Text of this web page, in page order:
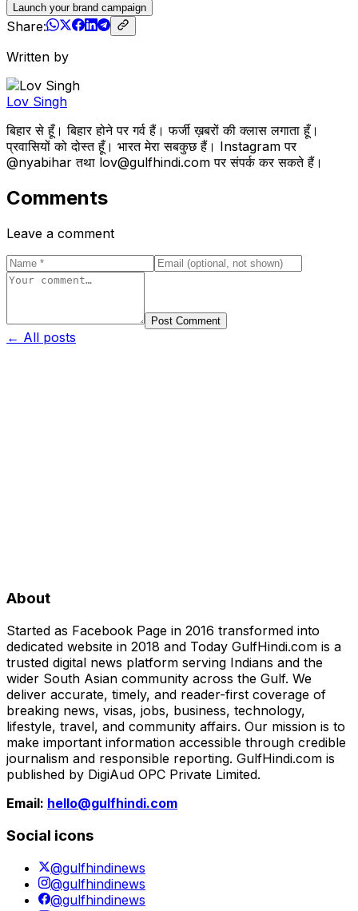
Launch your brand campaign
Share:
Written by
Lov Singh
बिहार से हूँ। बिहार होने पर गर्व हैं। फर्जी ख़बरों की क्लास लगाता हूँ।
प्रवासियों को दोस्त हूँ। भारत मेरा सबकुछ हैं। Instagram पर
@nyabihar तथा lov@gulfhindi.com पर संपर्क कर सकते हैं।
Comments
Leave a comment
Post Comment
← All posts
About
Started as Facebook Page in 2016 transformed into
dedicated website in 2018 and Today GulfHindi.com is a
trusted digital news platform serving Indians and the
wider South Asian community across the Gulf. We
deliver accurate, timely, and reader-first coverage of
breaking news, visas, jobs, business, technology,
lifestyle, travel, and community affairs. Our mission is to
make important information accessible through credible
journalism and responsible reporting. GulfHindi.com is
published by DigiAud OPC Private Limited.
Email: hello@gulfhindi.com
Social icons
@gulfhindinews
@gulfhindinews
@gulfhindinews